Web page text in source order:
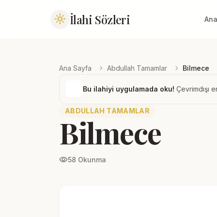
light_mode İlahi Sözleri
Ana Sayfa chevron_right Abdullah Tamamlar chevron_right Bilmece
Bu ilahiyi uygulamada oku! Çevrimdışı
ABDULLAH TAMAMLAR
Bilmece
visibility58 Okunma